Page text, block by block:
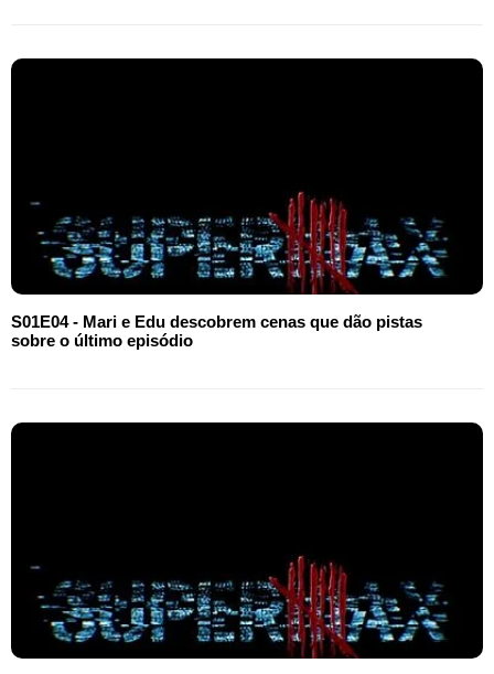
S01E04 - Mari e Edu descobrem cenas que dão pistas
sobre o último episódio